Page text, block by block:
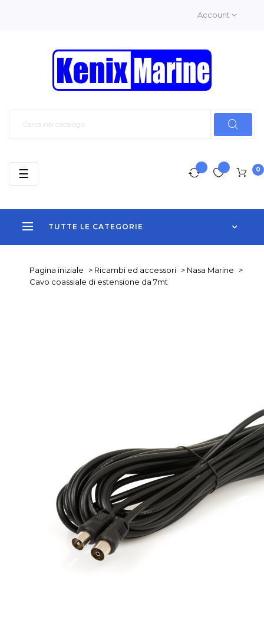
Account
0
TUTTE LE CATEGORIE
navigazione
☰
Pagina iniziale > Ricambi ed accessori > Nasa Marine
>
Cavo coassiale di estensione da 7mt